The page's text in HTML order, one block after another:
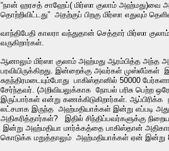
“நான் ஹரசத் சாஹேப்( மிர்ஸா குலாம் அஹ்மது)வை
தொற்றிவிட்டது” அதற்குப் பிறகு மிர்ஸா
வாந்திபேதி காலரா வந்துதான் செத்தார் மிர்ஸா
வருகிறார்கள்.
ஆனாலும் மிர்ஸா குலாம் அஹ்மது ஆரம்பித்த அந்த
பரவியிருக்கிறது. இன்றைக்கு அவர்கள் முஸ்லீம்கள்
சுதந்திரமடையும்போது பாகிஸ்தானில் 50000
சேர்ந்தவர். (அறிவியலுக்காக நோபல் பரிசு பெற்ற
இருப்பார்கள் என்று கணக்கிடுகிறார்கள்.
லட்சமாக இருந்த அஹ்மதியாக்கள் இன்று எப்படி
அதிகரித்தார்கள்? இதில் சிந்திப்பவர்களுக்கு
இன்று அஹ்மதியா மார்க்கத்தை பாகிஸ்தான்
கொடுக்க மறுத்தாலும் அஹ்மதியாக்கள் ஏன் இன்று 80